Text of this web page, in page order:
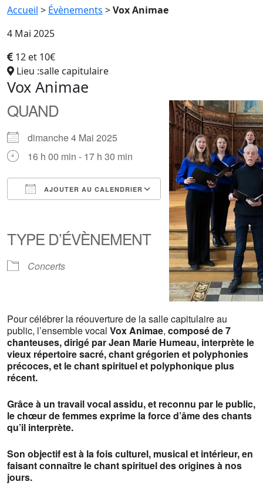
Accueil > Évènements >Vox Animae
4 Mai 2025
12 et 10€
Lieu :salle capitulaire
Vox Animae
QUAND
dimanche 4 Mai 2025
16 h 00 min - 17 h 30 min
AJOUTER AU CALENDRIER
Outlook Live
TYPE D’ÉVÈNEMENT
Concerts
Pour célébrer la réouverture de la salle capitulaire au
public, l’ensemble vocal Vox Animae, composé de 7
chanteuses, dirigé par Jean Marie Humeau, interprète le
vieux répertoire sacré, chant grégorien et polyphonies
précoces, et le chant spirituel et polyphonique plus
récent.
Grâce à un travail vocal assidu, et reconnu par le public,
le chœur de femmes exprime la force d’âme des chants
qu’il interprète.
Son objectif est à la fois culturel, musical et intérieur, en
faisant connaître le chant spirituel des origines à nos
jours.